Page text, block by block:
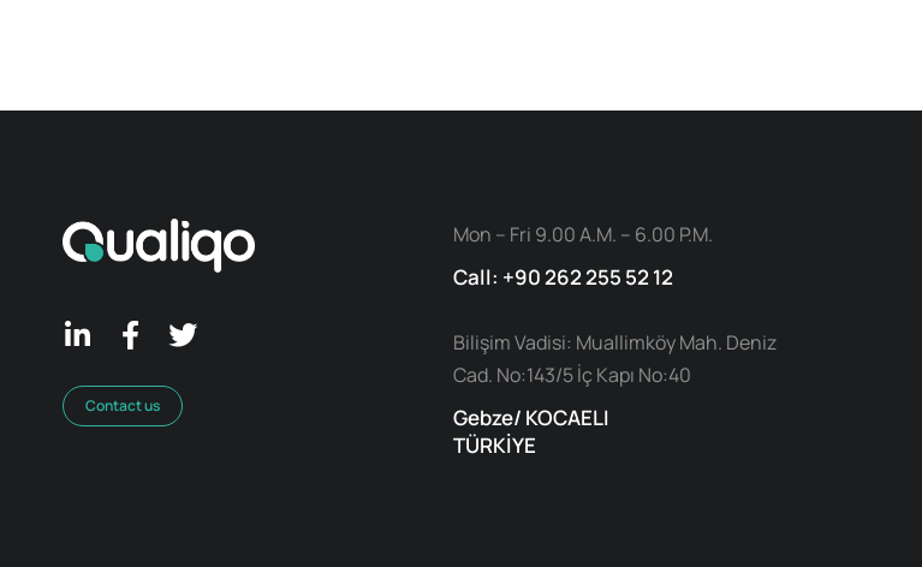
Contact us
Mon – Fri 9.00 A.M. – 6.00 P.M.
Call: +90 262 255 52 12
Bilişim Vadisi: Muallimköy Mah. Deniz
Cad. No:143/5 İç Kapı No:40
Gebze/ KOCAELI
TÜRKİYE